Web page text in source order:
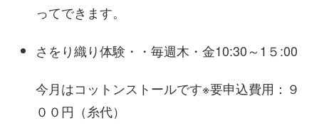
ってできます。
さをり織り体験・・毎週木・金10:30～1５:00
今月はコットンストールです※要申込費用：９
００円（糸代）